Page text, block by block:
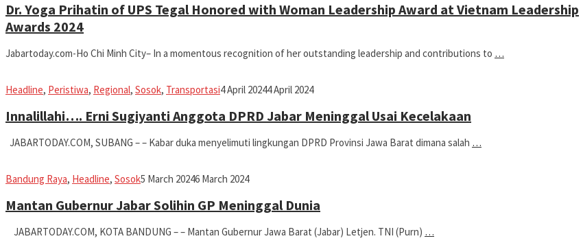
Dr. Yoga Prihatin of UPS Tegal Honored with Woman Leadership Award at Vietnam Leadership
Awards 2024
Jabartoday.com-Ho Chi Minh City– In a momentous recognition of her outstanding leadership and contributions to …
Headline, Peristiwa, Regional, Sosok, TransportasiIman
4 April 20244 April 2024
Innalillahi…. Erni Sugiyanti Anggota DPRD Jabar Meninggal Usai Kecelakaan
JABARTODAY.COM, SUBANG – – Kabar duka menyelimuti lingkungan DPRD Provinsi Jawa Barat dimana salah …
Bandung Raya, Headline, SosokIman
5 March 20246 March 2024
Mantan Gubernur Jabar Solihin GP Meninggal Dunia
JABARTODAY.COM, KOTA BANDUNG – – Mantan Gubernur Jawa Barat (Jabar) Letjen. TNI (Purn) …